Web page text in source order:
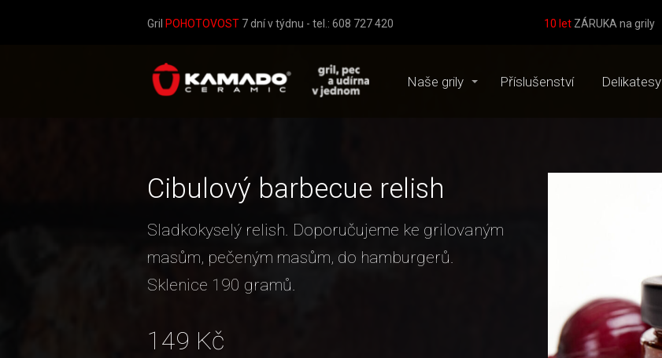
Gril POHOTOVOST 7 dní v týdnu - tel.: 608 727 420 10 let ZÁRUKA na grily
Naše grily Příslušenství Delikatesy
Cibulový barbecue relish
Sladkokyselý relish. Doporučujeme ke grilovaným
masům, pečeným masům, do hamburgerů.
Sklenice 190 gramů.
149 Kč